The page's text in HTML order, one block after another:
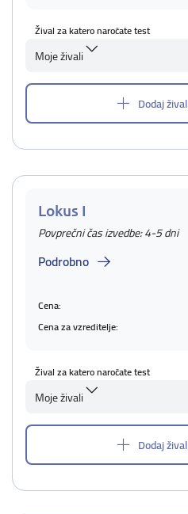
Žival za katero naročate test
Moje živali
Dodaj žival
Lokus I
Povprečni čas izvedbe: 4-5 dni
Podrobno
Cena:
Cena za vzreditelje:
Žival za katero naročate test
Moje živali
Dodaj žival